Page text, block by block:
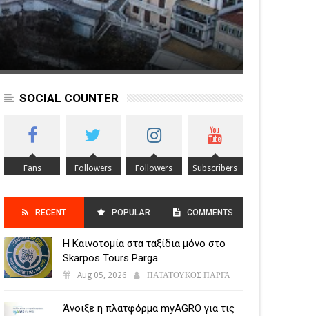
SOCIAL COUNTER
Fans Followers Followers Subscribers
RECENT POPULAR
POSTS
COMMENTS
Η Καινοτομία στα ταξίδια μόνο στο
Skarpos Tours Parga
Aug 05, 2026 ΠΑΤΑΤΟΥΚΟΣ ΠΑΡΓΑ
Άνοιξε η πλατφόρμα myAGRO για τις